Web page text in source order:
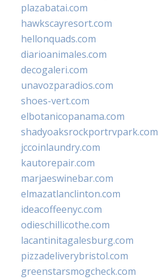
plazabatai.com
hawkscayresort.com
hellonquads.com
diarioanimales.com
decogaleri.com
unavozparadios.com
shoes-vert.com
elbotanicopanama.com
shadyoaksrockportrvpark.com
jccoinlaundry.com
kautorepair.com
marjaeswinebar.com
elmazatlanclinton.com
ideacoffeenyc.com
odieschillicothe.com
lacantinitagalesburg.com
pizzadeliverybristol.com
greenstarsmogcheck.com